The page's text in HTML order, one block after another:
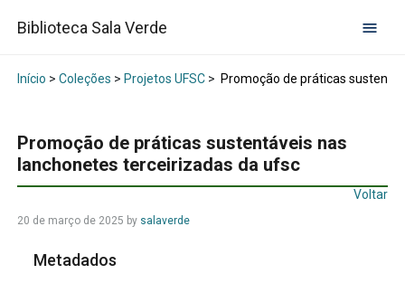
Biblioteca Sala Verde
Início > Coleções > Projetos UFSC> Promoção de práticas
Promoção de práticas sustentáveis nas
lanchonetes terceirizadas da ufsc
Voltar
20 de março de 2025 by salaverde
Metadados